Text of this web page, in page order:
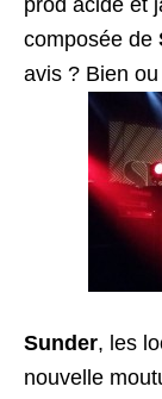
prod acide et
composée de
avis ? Bien
Sunder, les
nouvelle